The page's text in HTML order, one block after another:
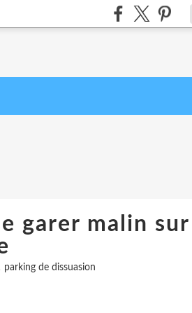
garer malin sur
parking de dissuasion